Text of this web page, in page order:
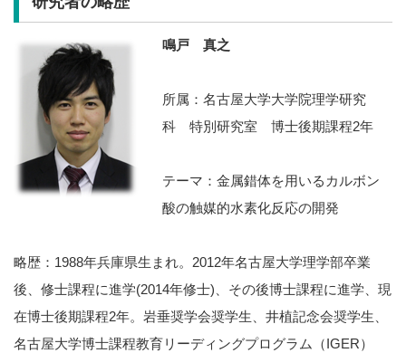
鳴戸 真之
所属：名古屋大学大学院理学研究
科 特別研究室 博士後期課程2年
テーマ：金属錯体を用いるカルボン
酸の触媒的水素化反応の開発
略歴：1988年兵庫県生まれ。2012年名古屋大学理学部卒業
後、修士課程に進学(2014年修士)、その後博士課程に進学、現
在博士後期課程2年。岩垂奨学会奨学生、井植記念会奨学生、
名古屋大学博士課程教育リーディングプログラム（IGER）